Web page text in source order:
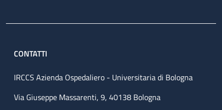
CONTATTI
IRCCS Azienda Ospedaliero - Universitaria di Bologna
Via Giuseppe Massarenti, 9, 40138 Bologna